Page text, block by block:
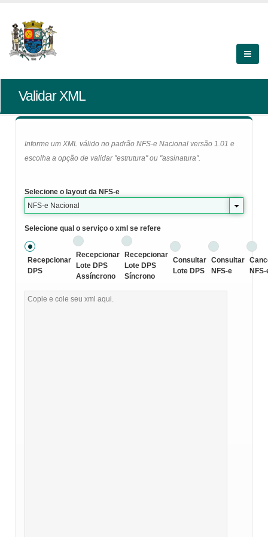
Validar XML
Informe um XML válido no padrão NFS-e Nacional versão 1.01 e
escolha a opção de validar "estrutura" ou "assinatura".
Selecione o layout da NFS-e
NFS-e Nacional
Selecione qual o serviço o xml se refere
Recepcionar
DPS
Recepcionar
Lote DPS
Assíncrono
Recepcionar
Lote DPS
Síncrono
Consultar
Lote DPS
Consultar
NFS-e
NFS-